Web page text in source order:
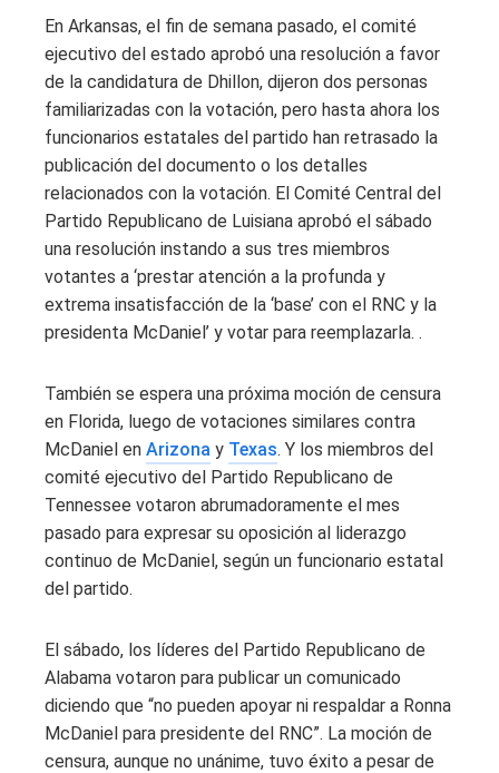
En Arkansas, el fin de semana pasado, el comité
ejecutivo del estado aprobó una resolución a favor
de la candidatura de Dhillon, dijeron dos personas
familiarizadas con la votación, pero hasta ahora los
funcionarios estatales del partido han retrasado la
publicación del documento o los detalles
relacionados con la votación. El Comité Central del
Partido Republicano de Luisiana aprobó el sábado
una resolución instando a sus tres miembros
votantes a ‘prestar atención a la profunda y
extrema insatisfacción de la ‘base’ con el RNC y la
presidenta McDaniel’ y votar para reemplazarla. .
También se espera una próxima moción de censura
en Florida, luego de votaciones similares contra
McDaniel en Arizona y Texas. Y los miembros del
comité ejecutivo del Partido Republicano de
Tennessee votaron abrumadoramente el mes
pasado para expresar su oposición al liderazgo
continuo de McDaniel, según un funcionario estatal
del partido.
El sábado, los líderes del Partido Republicano de
Alabama votaron para publicar un comunicado
diciendo que “no pueden apoyar ni respaldar a Ronna
McDaniel para presidente del RNC”. La moción de
censura, aunque no unánime, tuvo éxito a pesar de